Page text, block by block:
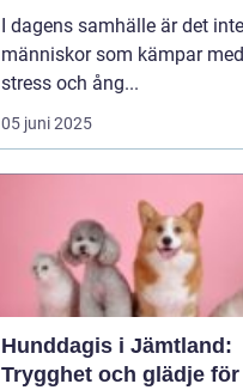
hundhalsband
I dagens samhälle är det
människor som kämpar med
stress och ång...
05 juni 2025
Hunddagis i Jämtland:
Trygghet och glädje